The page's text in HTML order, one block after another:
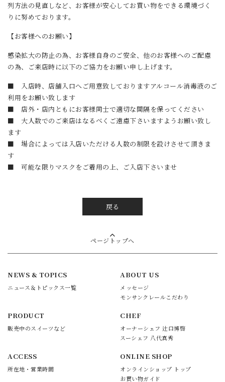
列方法の見直しなど、お客様が安心してお買い物をできる環境づく
りに努めております。
【お客様へのお願い】
感染拡大の防止の為、お客様自身のご安全、他のお客様へのご配慮
の為、ご来店時に以下のご協力をお願い申し上げます。
■ 入店時、店舗入口へご用意致しておりますアルコール消毒液のご
利用をお願い致します
■ 店外・店内ともにお客様同士で適切な間隔を保ってください
■ 大人数でのご来店はなるべくご遠慮下さいますようお願い致し
ます
■ 場合によっては入店いただける人数の制限を設けさせて頂きま
す
■ 可能な限りマスクをご着用の上、ご入店下さいませ
戻る
ページトップへ
NEWS & TOPICS
ニュース＆トピックス一覧
ABOUT US
メッセージ
モンサンクレールこだわり
PRODUCT
販売中のスイーツなど
CHEF
オーナーシェフ 辻口博啓
スーシェフ 八代真秀
ACCESS
所在地・営業時間
ONLINE SHOP
オンラインショップ トップ
お買い物ガイド